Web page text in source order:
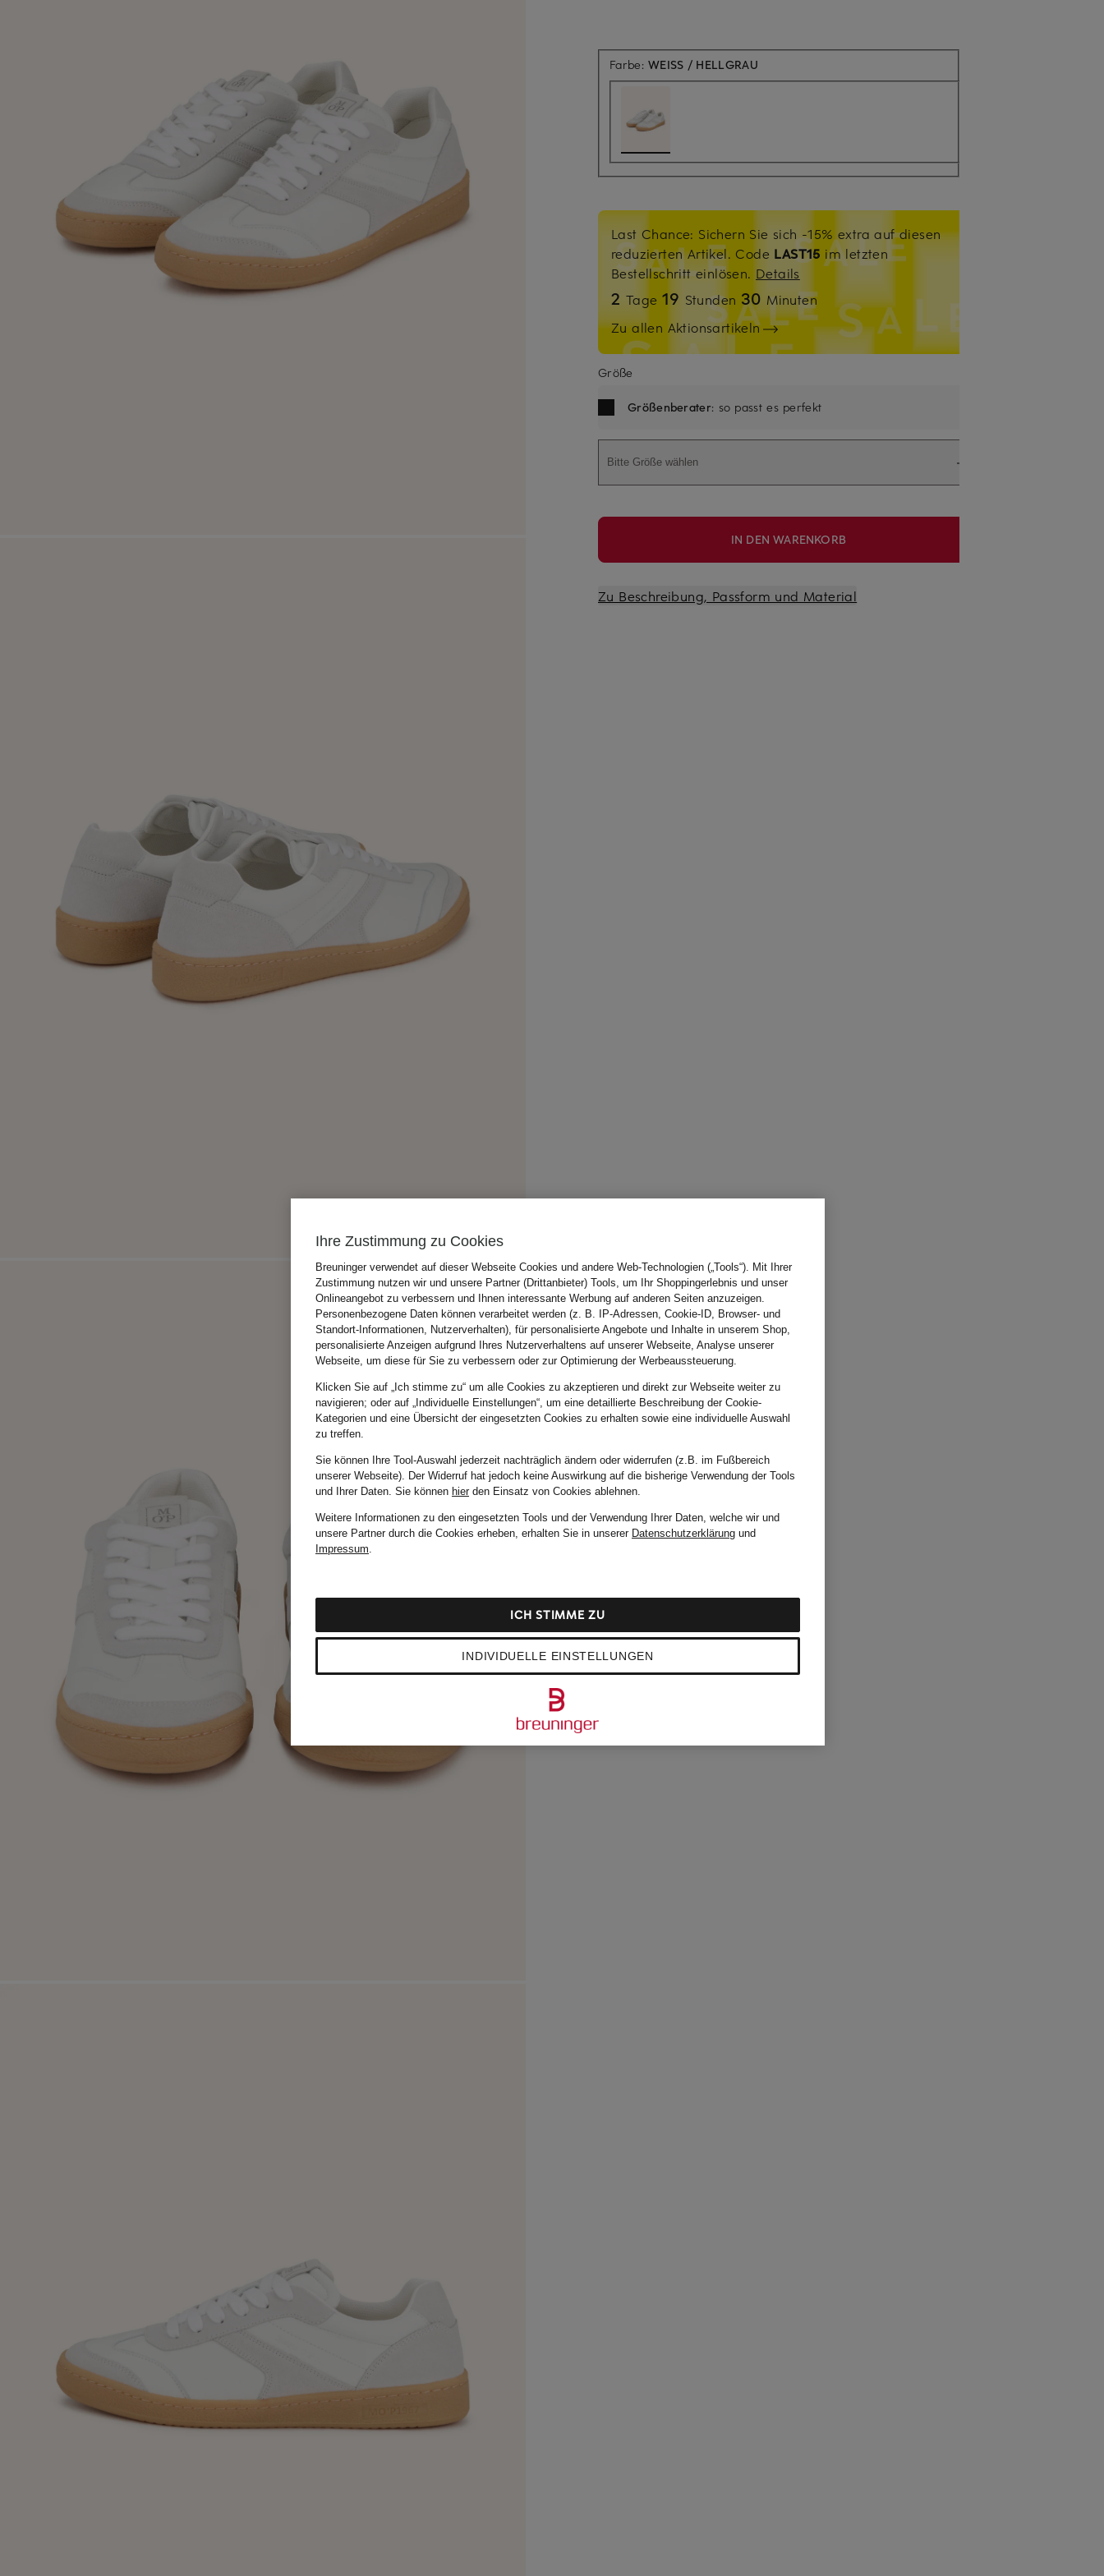
Farbe:WEISS / HELLGRAU
Last Chance: Sichern Sie sich -15% extra auf diesen
reduzierten Artikel. Code LAST15 im letzten
Bestellschritt einlösen. Details
2 Tage19 Stunden 30 Minuten
Zu allen Aktionsartikeln
Größe
Größenberater: so passt es perfekt
Bitte Größe wählen
IN DEN WARENKORB
Zu Beschreibung, Passform und Material
Ihre Zustimmung zu Cookies
Breuninger verwendet auf dieser Webseite Cookies und andere Web-Technologien („Tools“). Mit Ihrer
Zustimmung nutzen wir und unsere Partner (Drittanbieter) Tools, um Ihr Shoppingerlebnis und unser
Onlineangebot zu verbessern und Ihnen interessante Werbung auf anderen Seiten anzuzeigen.
Personenbezogene Daten können verarbeitet werden (z. B. IP-Adressen, Cookie-ID, Browser- und
Standort-Informationen, Nutzerverhalten), für personalisierte Angebote und Inhalte in unserem Shop,
personalisierte Anzeigen aufgrund Ihres Nutzerverhaltens auf unserer Webseite, Analyse unserer
Webseite, um diese für Sie zu verbessern oder zur Optimierung der Werbeaussteuerung.
Klicken Sie auf „Ich stimme zu“ um alle Cookies zu akzeptieren und direkt zur Webseite weiter zu
navigieren; oder auf „Individuelle Einstellungen“, um eine detaillierte Beschreibung der Cookie-
Kategorien und eine Übersicht der eingesetzten Cookies zu erhalten sowie eine individuelle Auswahl
zu treffen.
Sie können Ihre Tool-Auswahl jederzeit nachträglich ändern oder widerrufen (z.B. im Fußbereich
unserer Webseite). Der Widerruf hat jedoch keine Auswirkung auf die bisherige Verwendung der Tools
und Ihrer Daten. Sie können hierden Einsatz von Cookies ablehnen.
Weitere Informationen zu den eingesetzten Tools und der Verwendung Ihrer Daten, welche wir und
unsere Partner durch die Cookies erheben, erhalten Sie in unserer Datenschutzerklärung und
Impressum.
INDIVIDUELLE EINSTELLUNGEN
ICH STIMME ZU